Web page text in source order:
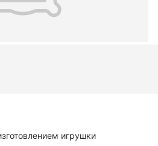
игрушки